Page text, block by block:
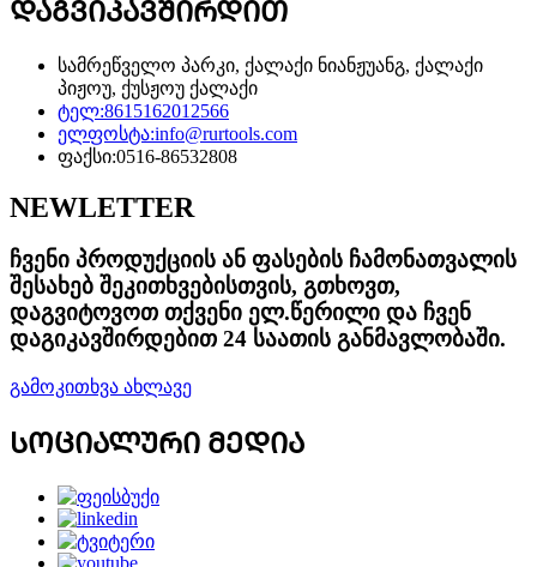
ᲓᲐᲒᲕᲘᲙᲐᲕᲨᲘᲠᲓᲘᲗ
სამრეწველო პარკი, ქალაქი ნიანჟუანგ, ქალაქი
პიჟოუ, ქუსჟოუ ქალაქი
ტელ:8615162012566
ელფოსტა:info@rurtools.com
ფაქსი:0516-86532808
NEWLETTER
ჩვენი პროდუქციის ან ფასების ჩამონათვალის
შესახებ შეკითხვებისთვის, გთხოვთ,
დაგვიტოვოთ თქვენი ელ.წერილი და ჩვენ
დაგიკავშირდებით 24 საათის განმავლობაში.
გამოკითხვა ახლავე
ᲡᲝᲪᲘᲐᲚᲣᲠᲘ ᲛᲔᲓᲘᲐ